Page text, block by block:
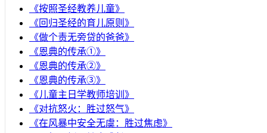
《按照圣经教养儿童》
《回归圣经的育儿原则》
《做个责无旁贷的爸爸》
《恩典的传承①》
《恩典的传承②》
《恩典的传承③》
《儿童主日学教师培训》
《对抗怒火：胜过怒气》
《在风暴中安全无虞：胜过焦虑》